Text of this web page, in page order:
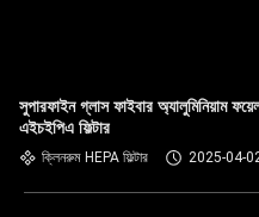
সুপারফাইন গ্লাস ফাইবার অ্যালুমিনিয়াম
এইচইপিএ ফিল্টার
ক্লিনরুম HEPA ফিল্টার 2025-04-